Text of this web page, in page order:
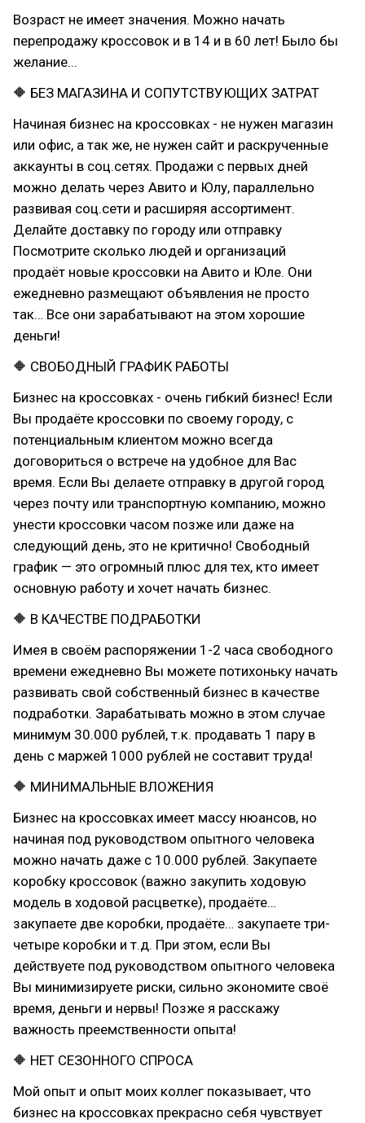
Возраст не имеет значения. Можно начать
перепродажу кроссовок и в 14 и в 60 лет! Было бы
желание...
🔶 БЕЗ МАГАЗИНА И СОПУТСТВУЮЩИХ ЗАТРАТ
Начиная бизнес на кроссовках - не нужен магазин
или офис, а так же, не нужен сайт и раскрученные
аккаунты в соц.сетях. Продажи с первых дней
можно делать через Авито и Юлу, параллельно
развивая соц.сети и расширяя ассортимент.
Делайте доставку по городу или отправку
Посмотрите сколько людей и организаций
продаёт новые кроссовки на Авито и Юле. Они
ежедневно размещают объявления не просто
так… Все они зарабатывают на этом хорошие
деньги!
🔶 СВОБОДНЫЙ ГРАФИК РАБОТЫ
Бизнес на кроссовках - очень гибкий бизнес! Если
Вы продаёте кроссовки по своему городу, с
потенциальным клиентом можно всегда
договориться о встрече на удобное для Вас
время. Если Вы делаете отправку в другой город
через почту или транспортную компанию, можно
унести кроссовки часом позже или даже на
следующий день, это не критично! Свободный
график — это огромный плюс для тех, кто имеет
основную работу и хочет начать бизнес.
🔶 В КАЧЕСТВЕ ПОДРАБОТКИ
Имея в своём распоряжении 1-2 часа свободного
времени ежедневно Вы можете потихоньку начать
развивать свой собственный бизнес в качестве
подработки. Зарабатывать можно в этом случае
минимум 30.000 рублей, т.к. продавать 1 пару в
день с маржей 1000 рублей не составит труда!
🔶 МИНИМАЛЬНЫЕ ВЛОЖЕНИЯ
Бизнес на кроссовках имеет массу нюансов, но
начиная под руководством опытного человека
можно начать даже с 10.000 рублей. Закупаете
коробку кроссовок (важно закупить ходовую
модель в ходовой расцветке), продаёте…
закупаете две коробки, продаёте… закупаете три-
четыре коробки и т.д. При этом, если Вы
действуете под руководством опытного человека
Вы минимизируете риски, сильно экономите своё
время, деньги и нервы! Позже я расскажу
важность преемственности опыта!
🔶 НЕТ СЕЗОННОГО СПРОСА
Мой опыт и опыт моих коллег показывает, что
бизнес на кроссовках прекрасно себя чувствует